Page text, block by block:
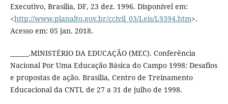
Executivo, Brasília, DF, 23 dez. 1996. Disponível em:
<http://www.planalto.gov.br/ccivil_03/Leis/L9394.htm>.
Acesso em: 05 jan. 2018.
______.MINISTÉRIO DA EDUCAÇÃO (MEC). Conferência
Nacional Por Uma Educação Básica do Campo 1998: Desafios
e propostas de ação. Brasília, Centro de Treinamento
Educacional da CNTI, de 27 a 31 de julho de 1998.